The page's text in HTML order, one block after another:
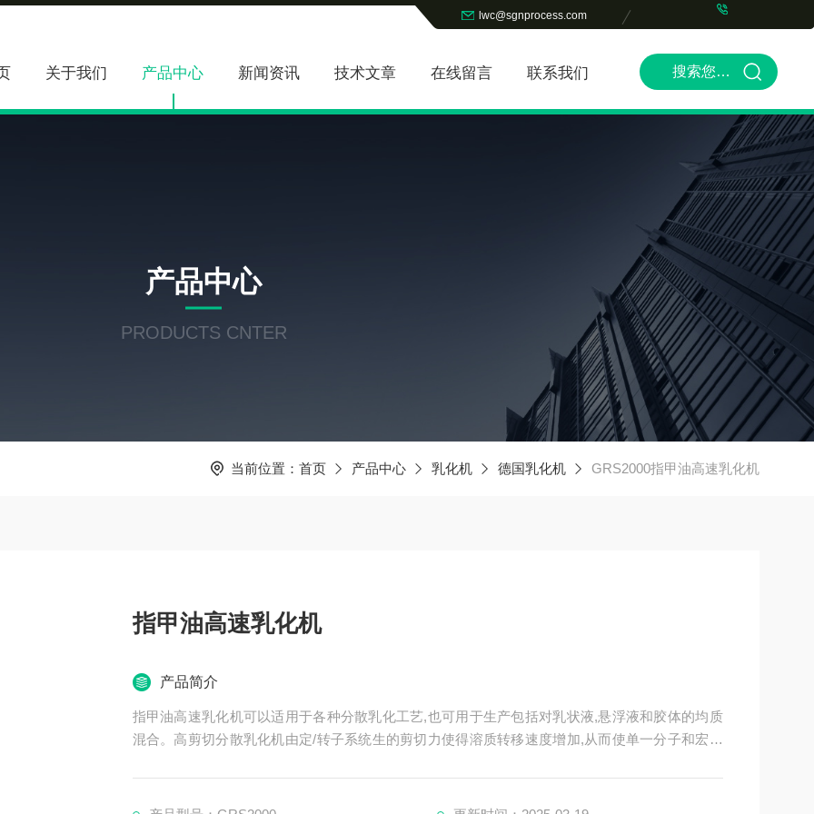
lwc@sgnprocess.com
关于我们 产品中心 新闻资讯 技术文章 在线留言 联系我们
产品中心
PRODUCTS CNTER
当前位置： 首页 产品中心 乳化机 德国乳化机 GRS2000指甲油高速乳化机
指甲油高速乳化机
产品简介
指甲油高速乳化机可以适用于各种分散乳化工艺,也可用于生产包括对乳状液,悬浮液和胶体的均质
混合。高剪切分散乳化机由定/转子系统生的剪切力使得溶质转移速度增加,从而使单一分子和宏观